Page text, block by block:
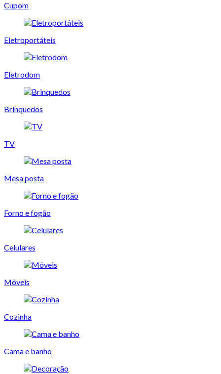
Cupom
Eletroportáteis
Eletrodom
Brinquedos
TV
Mesa posta
Forno e fogão
Celulares
Móveis
Cozinha
Cama e banho